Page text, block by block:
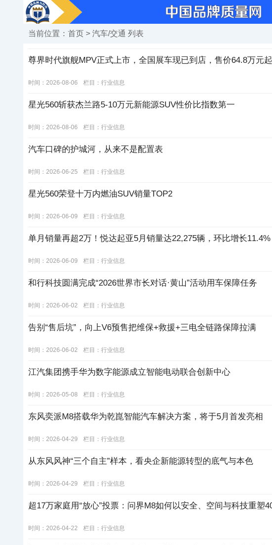
当前位置： 首页 > 汽车/交通 列表
尊界时代旗舰MPV正式上市，全国展车现已到店，售价64.8万元起
时间：2026-08-06 栏目： 行业信息
星光560斩获杰兰路5-10万元新能源SUV性价比指数第一
时间：2026-08-06 栏目： 行业信息
汽车口碑的护城河，从来不是配置表
时间：2026-06-25 栏目： 行业信息
星光560荣登十万内燃油SUV销量TOP2
时间：2026-06-09 栏目： 行业信息
单月销量再超2万！悦达起亚5月销量达22,275辆，环比增长11.4%
时间：2026-06-09 栏目： 行业信息
和行科技圆满完成“2026世界市长对话·黄山”活动用车保障任务
时间：2026-06-02 栏目： 行业信息
告别“售后坑”，向上V6预售把维保+救援+三电全链路保障拉满
时间：2026-06-02 栏目： 行业信息
江汽集团携手华为数字能源成立智能电动联合创新中心
时间：2026-05-08 栏目： 行业信息
东风奕派M8搭载华为乾崑智能汽车解决方案，将于5月首发亮相
时间：2026-04-29 栏目： 行业信息
从东风风神“三个自主”样本，看央企新能源转型的底气与本色
时间：2026-04-29 栏目： 行业信息
超17万家庭用“放心”投票：问界M8如何以安全、空间与科技重塑
时间：2026-04-22 栏目： 行业信息